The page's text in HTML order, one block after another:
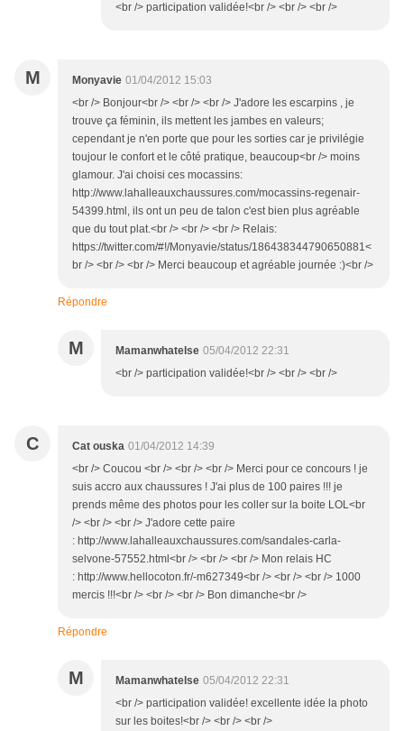
<br /> participation validée!<br /> <br /> <br />
M Monyavie 01/04/2012 15:03
<br /> Bonjour<br /> <br /> <br /> J'adore les escarpins , je
trouve ça féminin, ils mettent les jambes en valeurs;
cependant je n'en porte que pour les sorties car je privilégie
toujour le confort et le côté pratique, beaucoup<br /> moins
glamour. J'ai choisi ces mocassins:
http://www.lahalleauxchaussures.com/mocassins-regenair-
54399.html, ils ont un peu de talon c'est bien plus agréable
que du tout plat.<br /> <br /> <br /> Relais:
https://twitter.com/#!/Monyavie/status/186438344790650881<
br /> <br /> <br /> Merci beaucoup et agréable journée :)<br />
Répondre
M Mamanwhatelse 05/04/2012 22:31
<br /> participation validée!<br /> <br /> <br />
C Cat ouska 01/04/2012 14:39
<br /> Coucou <br /> <br /> <br /> Merci pour ce concours ! je
suis accro aux chaussures ! J'ai plus de 100 paires !!! je
prends même des photos pour les coller sur la boite LOL<br
/> <br /> <br /> J'adore cette paire
: http://www.lahalleauxchaussures.com/sandales-carla-
selvone-57552.html<br /> <br /> <br /> Mon relais HC
: http://www.hellocoton.fr/-m627349<br /> <br /> <br /> 1000
mercis !!!<br /> <br /> <br /> Bon dimanche<br />
Répondre
M Mamanwhatelse 05/04/2012 22:31
<br /> participation validée! excellente idée la photo
sur les boites!<br /> <br /> <br />